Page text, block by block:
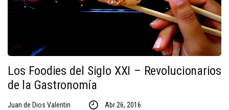
Los Foodies del Siglo XXI – Revolucionarios
de la Gastronomía
Juan de Dios Valentin Abr 26, 2016